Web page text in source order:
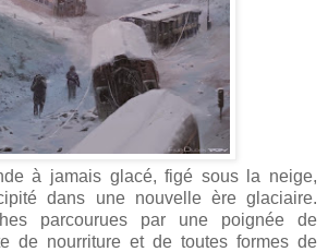
à jamais glacé, figé sous la neige,
dans une nouvelle ère glaciaire.
parcourues par une poignée de
de nourriture et de toutes formes de